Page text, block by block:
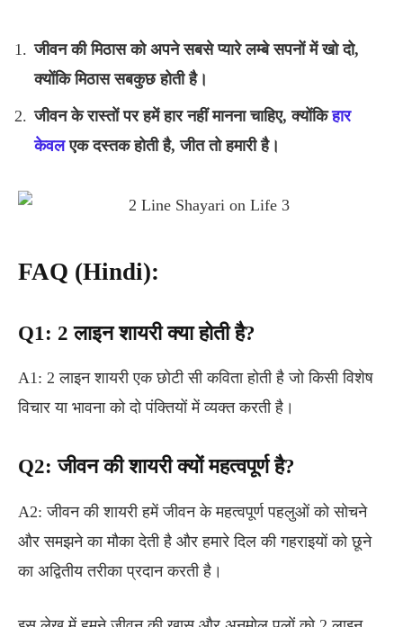
जीवन की मिठास को अपने सबसे प्यारे लम्बे सपनों में खो दो,
क्योंकि मिठास सबकुछ होती है।
जीवन के रास्तों पर हमें हार नहीं मानना चाहिए, क्योंकिहार
केवलएक दस्तक होती है, जीत तो हमारी है।
FAQ (Hindi):
Q1: 2 लाइन शायरी क्या होती है?
A1: 2 लाइन शायरी एक छोटी सी कविता होती है जो किसी विशेष
विचार या भावना को दो पंक्तियों में व्यक्त करती है।
Q2: जीवन की शायरी क्यों महत्वपूर्ण है?
A2: जीवन की शायरी हमें जीवन के महत्वपूर्ण पहलुओं को सोचने
और समझने का मौका देती है और हमारे दिल की गहराइयों को छूने
का अद्वितीय तरीका प्रदान करती है।